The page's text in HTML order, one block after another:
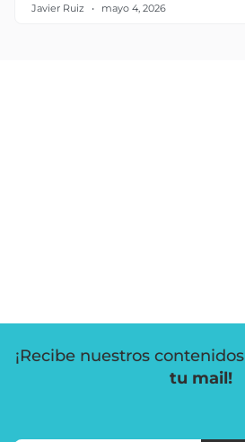
Javier Ruiz mayo 4, 2026
¡Recibe nuestros contenidos
tu mail!